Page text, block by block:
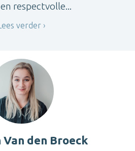
respectvolle...
verder
den Broeck